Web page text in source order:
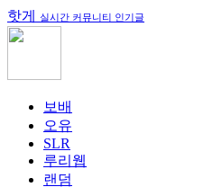
핫게 실시간 커뮤니티 인기글
보배
오유
SLR
루리웹
랜덤